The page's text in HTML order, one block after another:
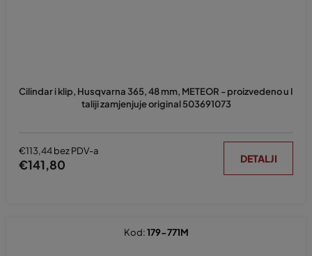
Cilindar i klip, Husqvarna 365, 48 mm, METEOR - proizvedeno u I
taliji zamjenjuje original 503691073
€113,44 bez PDV-a
€141,80 DETALJI
Kod:179-771M